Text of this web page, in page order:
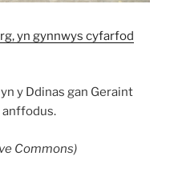
yn gynnwys cyfarfod
y Ddinas gan Geraint
anffodus.
Commons)